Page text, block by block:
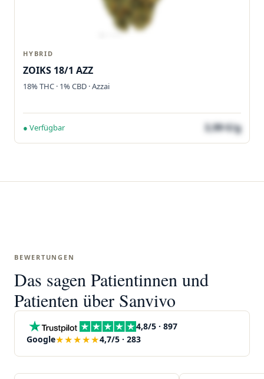
HYBRID
ZOIKS 18/1 AZZ
18% THC · 1% CBD · Azzai
● Verfügbar 3,99 €/g
BEWERTUNGEN
Das sagen Patientinnen und
Patienten über Sanvivo
4,8/5 · 897
Google★★★★★4,7/5 · 283